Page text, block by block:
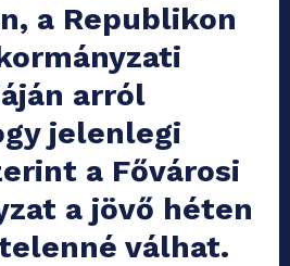
a Republikon
arról
jelenlegi
a Fővárosi
a jövő héten
válhat.